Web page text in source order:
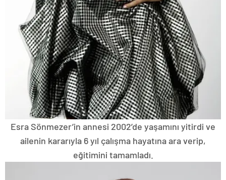
Esra Sönmezer’in annesi 2002’de yaşamını yitirdi ve
ailenin kararıyla 6 yıl çalışma hayatına ara verip,
eğitimini tamamladı.